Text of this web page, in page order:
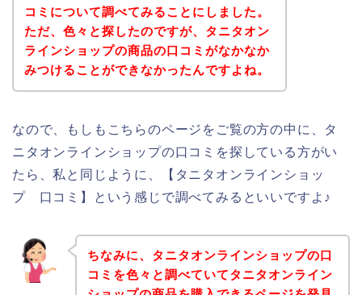
コミについて調べてみることにしました。
ただ、色々と探したのですが、タニタオン
ラインショップの商品の口コミがなかなか
みつけることができなかったんですよね。
なので、もしもこちらのページをご覧の方の中に、タ
ニタオンラインショップの口コミを探している方がい
たら、私と同じように、【タニタオンラインショッ
プ 口コミ】という感じで調べてみるといいですよ♪
ちなみに、タニタオンラインショップの口
コミを色々と調べていてタニタオンライン